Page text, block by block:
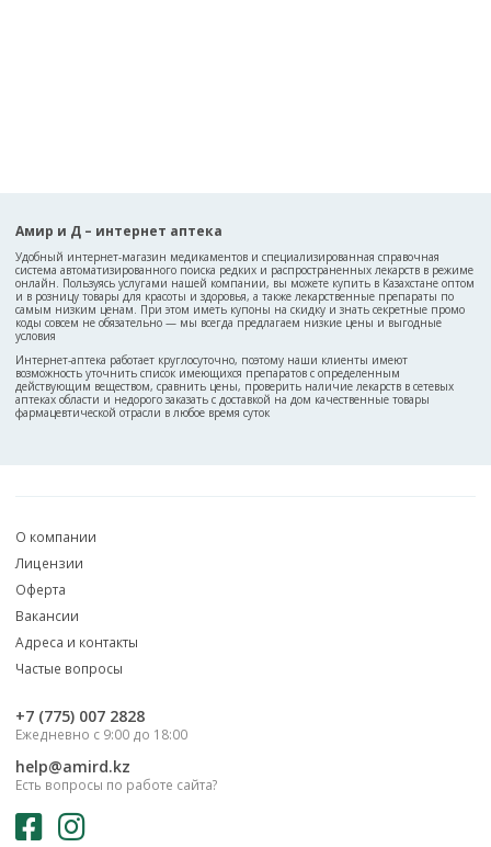
Амир и Д – интернет аптека
Удобный интернет-магазин медикаментов и специализированная справочная
система автоматизированного поиска редких и распространенных лекарств в режиме
онлайн. Пользуясь услугами нашей компании, вы можете купить в Казахстане оптом
и в розницу товары для красоты и здоровья, а также лекарственные препараты по
самым низким ценам. При этом иметь купоны на скидку и знать секретные промо
коды совсем не обязательно — мы всегда предлагаем низкие цены и выгодные
условия
Интернет-аптека работает круглосуточно, поэтому наши клиенты имеют
возможность уточнить список имеющихся препаратов с определенным
действующим веществом, сравнить цены, проверить наличие лекарств в сетевых
аптеках области и недорого заказать с доставкой на дом качественные товары
фармацевтической отрасли в любое время суток
О компании
Лицензии
Оферта
Вакансии
Адреса и контакты
Частые вопросы
‎+7 (775) 007 2828
Ежедневно с 9:00 до 18:00
help@amird.kz
Есть вопросы по работе сайта?